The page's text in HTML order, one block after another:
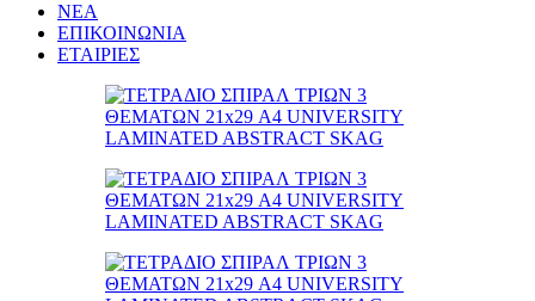
ΝΕΑ
ΕΠΙΚΟΙΝΩΝΙΑ
ΕΤΑΙΡΙΕΣ